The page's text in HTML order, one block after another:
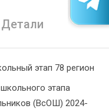
Детали
этап 78 регион
этапа
(ВсОШ) 2024-